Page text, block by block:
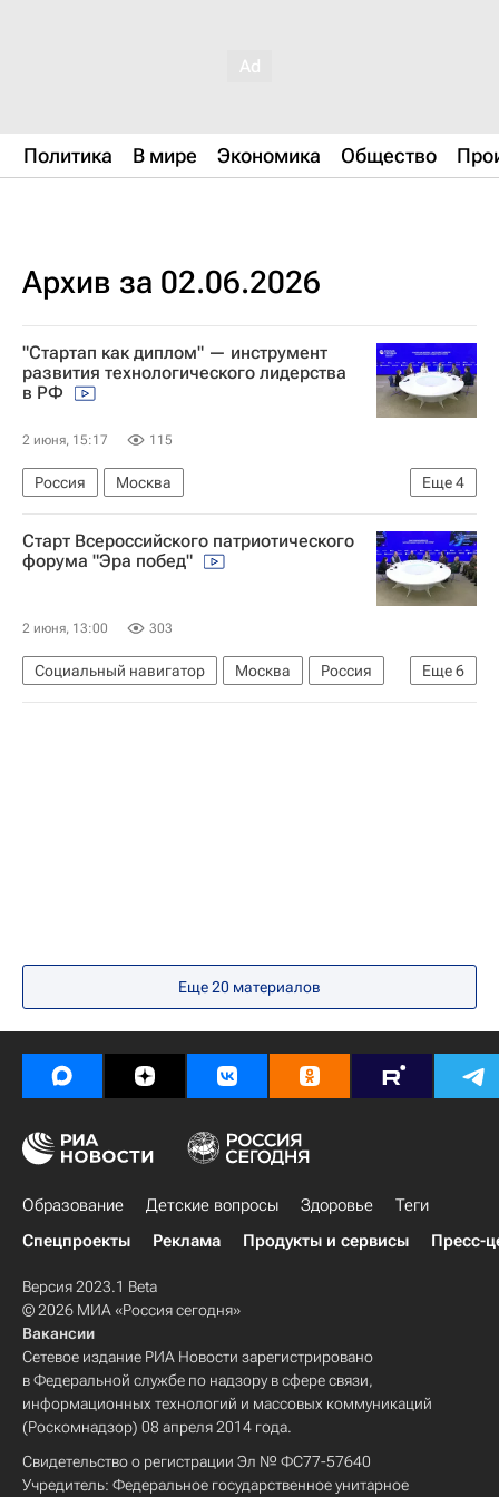
Политика В мире Экономика Общество
Архив за 02.06.2026
"Стартап как диплом" — инструмент
развития технологического лидерства
в РФ
2 июня, 15:17 115
Еще4
Россия
Москва
Государственный университет управления
Социальный навигатор
СН_Образование
Министерство науки и высшего образования РФ (Минобрнауки России)
Старт Всероссийского патриотического
форума "Эра побед"
2 июня, 13:00 303
Еще6
Социальный навигатор Москва
Россия
Национальный исследовательский ядерный университет "МИФИ"
Еще 20 материалов
Образование Детские вопросы Здоровье
Теги
Спецпроекты
Реклама Продукты и сервисы Пресс-
Версия 2023.1 Beta
© 2026 МИА «Россия сегодня»
Вакансии
Сетевое издание РИА Новости зарегистрировано
в Федеральной службе по надзору в сфере связи,
информационных технологий и массовых коммуникаций
(Роскомнадзор) 08 апреля 2014 года.
Свидетельство о регистрации Эл № ФС77-57640
Учредитель: Федеральное государственное унитарное